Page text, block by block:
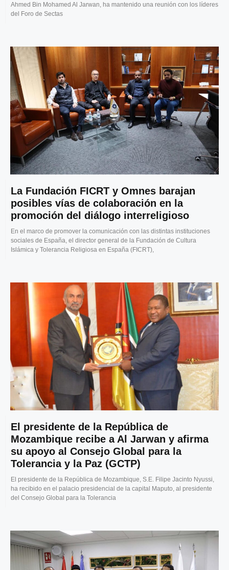
Ahmed Bin Mohamed Al Jarwan, ha mantenido una reunión con los líderes
del Foro de Sectas
La Fundación FICRT y Omnes barajan
posibles vías de colaboración en la
promoción del diálogo interreligioso
En el marco de promover la comunicación con las distintas instituciones
sociales de España, el director general de la Fundación de Cultura
Islámica y Tolerancia Religiosa en España (FICRT),
El presidente de la República de
Mozambique recibe a Al Jarwan y afirma
su apoyo al Consejo Global para la
Tolerancia y la Paz (GCTP)
El presidente de la República de Mozambique, S.E. Filipe Jacinto Nyussi,
ha recibido en el palacio presidencial de la capital Maputo, al presidente
del Consejo Global para la Tolerancia